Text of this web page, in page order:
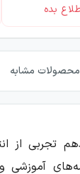
بده
محصولات مشابه
تجربی از